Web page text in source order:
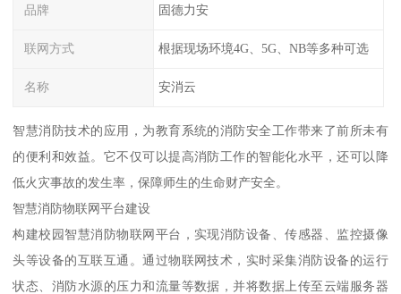
品牌 固德力安
联网方式 根据现场环境4G、5G、NB等多种可选
名称 安消云
智慧消防技术的应用，为教育系统的消防安全工作带来了前所未有
的便利和效益。它不仅可以提高消防工作的智能化水平，还可以降
低火灾事故的发生率，保障师生的生命财产安全。
智慧消防物联网平台建设
构建校园智慧消防物联网平台，实现消防设备、传感器、监控摄像
头等设备的互联互通。通过物联网技术，实时采集消防设备的运行
状态、消防水源的压力和流量等数据，并将数据上传至云端服务器